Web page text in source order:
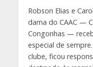
Robson Elias e
dama do CAAC —
Congonhas —
especial de
clube, ficou